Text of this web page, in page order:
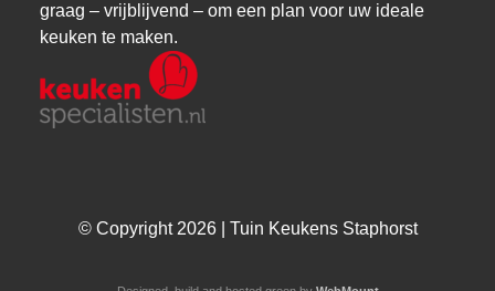
graag – vrijblijvend – om een plan voor uw ideale
keuken te maken.
© Copyright 2026 | Tuin Keukens Staphorst